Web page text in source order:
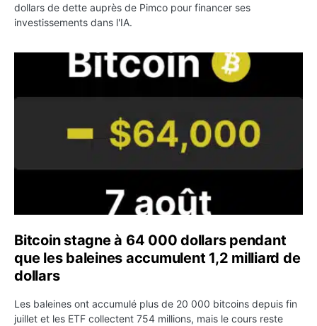
dollars de dette auprès de Pimco pour financer ses
investissements dans l'IA.
Bitcoin stagne à 64 000 dollars pendant que les
Bitcoin stagne à 64 000 dollars pendant
que les baleines accumulent 1,2 milliard de
dollars
Les baleines ont accumulé plus de 20 000 bitcoins depuis fin
juillet et les ETF collectent 754 millions, mais le cours reste